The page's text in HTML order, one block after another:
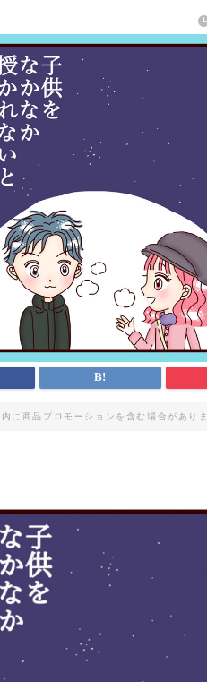
に商品プロモーションを含む場合があり